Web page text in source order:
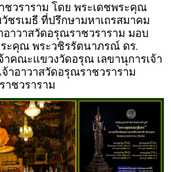
วราราม โดย พระเดชพระคุณ
ชรเมธี ที่ปรึกษามหาเถรสมาคม
อาวาสวัดอรุณราชวราราม มอบ
ะคุณ พระวชิรรัตนาภรณ์ ดร.
าคณะแขวงวัดอรุณ เลขานุการเจ้า
าอาวาสวัดอรุณราชวราราม
าชวราราม